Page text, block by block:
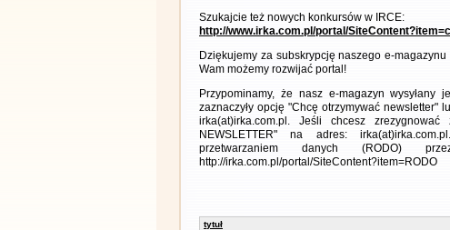
Szukajcie też nowych konkursów w IRCE:
http://www.irka.com.pl/portal/
Dziękujemy za subskrypcję naszego e-
Wam możemy rozwijać portal!
Przypominamy, że nasz e-magazyn
zaznaczyły opcję "Chcę otrzymywać newsletter"
irka(at)irka.com.pl. Jeśli chcesz
NEWSLETTER" na adres:
przetwarzaniem danych (RODO)
http://irka.com.pl/portal/SiteContent?item=RODO
tytuł